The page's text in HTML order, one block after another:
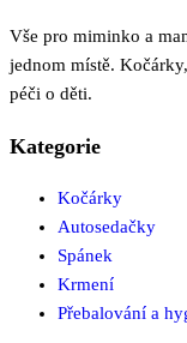
Vše pro miminko a
jednom místě.
péči o děti.
Kategorie
Kočárky
Autosedačky
Spánek
Krmení
Přebalování a